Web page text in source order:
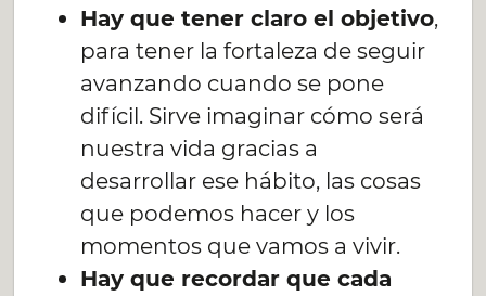
Hay que tener claro el objetivo,
para tener la fortaleza de seguir
avanzando cuando se pone
difícil. Sirve imaginar cómo será
nuestra vida gracias a
desarrollar ese hábito, las cosas
que podemos hacer y los
momentos que vamos a vivir.
Hay que recordar que cada